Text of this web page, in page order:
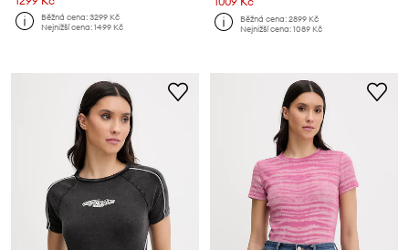
Běžná cena:3299 Kč
Nejnižší cena:1499 Kč
Běžná cena:2899 Kč
Nejnižší cena:1089 Kč